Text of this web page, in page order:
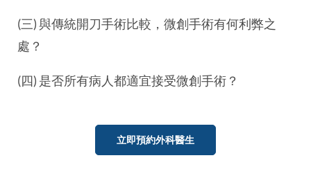
(三) 與傳統開刀手術比較，微創手術有何利弊之
處？
(四) 是否所有病人都適宜接受微創手術？
立即預約外科醫生